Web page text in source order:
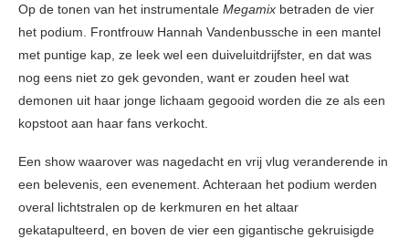
Op de tonen van het instrumentale Megamix betraden de vier
het podium. Frontfrouw Hannah Vandenbussche in een mantel
met puntige kap, ze leek wel een duiveluitdrijfster, en dat was
nog eens niet zo gek gevonden, want er zouden heel wat
demonen uit haar jonge lichaam gegooid worden die ze als een
kopstoot aan haar fans verkocht.
Een show waarover was nagedacht en vrij vlug veranderende in
een belevenis, een evenement. Achteraan het podium werden
overal lichtstralen op de kerkmuren en het altaar
gekatapulteerd, en boven de vier een gigantische gekruisigde